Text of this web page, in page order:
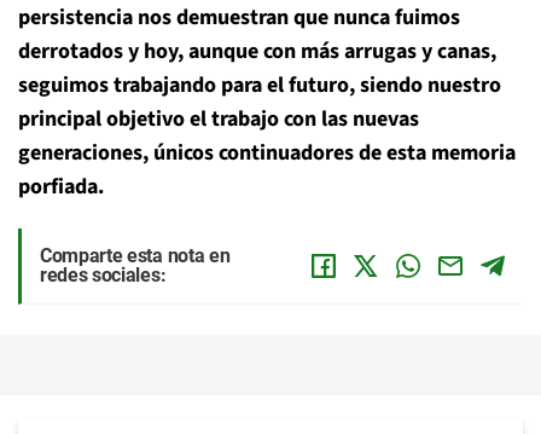
persistencia nos demuestran que nunca fuimos
derrotados y hoy, aunque con más arrugas y canas,
seguimos trabajando para el futuro, siendo nuestro
principal objetivo el trabajo con las nuevas
generaciones, únicos continuadores de esta memoria
porfiada.
Comparte esta nota en
redes sociales: